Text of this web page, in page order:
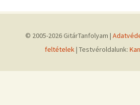
© 2005-2026 GitárTanfolyam |
feltételek| Testvéroldalunk: